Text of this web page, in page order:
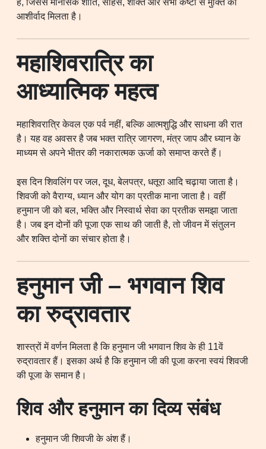
आशीर्वाद मिलता है।
महाशिवरात्रि का
आध्यात्मिक महत्व
महाशिवरात्रि केवल एक पर्व नहीं, बल्कि आत्मशुद्धि और साधना की रात
है। यह वह अवसर है जब भक्त रात्रि जागरण, मंत्र जाप और ध्यान के
माध्यम से अपने भीतर की नकारात्मक ऊर्जा को समाप्त करते हैं।
इस दिन शिवलिंग पर जल, दूध, बेलपत्र, धतूरा आदि चढ़ाया जाता है।
शिवजी को वैराग्य, ध्यान और योग का प्रतीक माना जाता है। वहीं
हनुमान जी को बल, भक्ति और निस्वार्थ सेवा का प्रतीक समझा जाता
है। जब इन दोनों की पूजा एक साथ की जाती है, तो जीवन में संतुलन
और शक्ति दोनों का संचार होता है।
हनुमान जी – भगवान शिव
का रुद्रावतार
शास्त्रों में वर्णन मिलता है कि हनुमान जी भगवान शिव के ही 11वें
रुद्रावतार हैं। इसका अर्थ है कि हनुमान जी की पूजा करना स्वयं शिवजी
की पूजा के समान है।
शिव और हनुमान का दिव्य संबंध
हनुमान जी शिवजी के अंश हैं।